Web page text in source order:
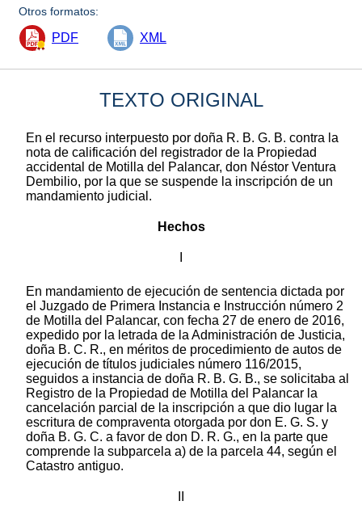
Otros formatos:
PDF XML
TEXTO ORIGINAL
En el recurso interpuesto por doña R. B. G. B. contra la
nota de calificación del registrador de la Propiedad
accidental de Motilla del Palancar, don Néstor Ventura
Dembilio, por la que se suspende la inscripción de un
mandamiento judicial.
Hechos
En mandamiento de ejecución de sentencia dictada por
el Juzgado de Primera Instancia e Instrucción número 2
de Motilla del Palancar, con fecha 27 de enero de 2016,
expedido por la letrada de la Administración de Justicia,
doña B. C. R., en méritos de procedimiento de autos de
ejecución de títulos judiciales número 116/2015,
seguidos a instancia de doña R. B. G. B., se solicitaba al
Registro de la Propiedad de Motilla del Palancar la
cancelación parcial de la inscripción a que dio lugar la
escritura de compraventa otorgada por don E. G. S. y
doña B. G. C. a favor de don D. R. G., en la parte que
comprende la subparcela a) de la parcela 44, según el
Catastro antiguo.